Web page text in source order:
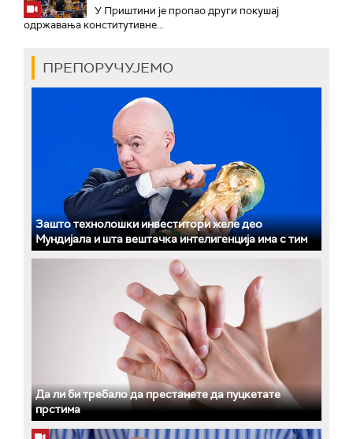
У Приштини је пропао други покушај
одржавања конститутивне...
ПРЕПОРУЧУЈЕМО
Зашто технолошки инвеститори желе део
Мундијала и шта вештачка интелигенција има с тим
Да ли би требало да престанете да пуцкетате
прстима